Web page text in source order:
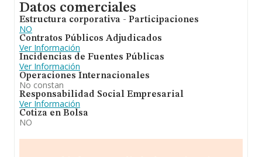
Datos comerciales
Estructura corporativa - Participaciones
NO
Contratos Públicos Adjudicados
Ver Información
Incidencias de Fuentes Públicas
Ver Información
Operaciones Internacionales
No constan
Responsabilidad Social Empresarial
Ver Información
Cotiza en Bolsa
NO